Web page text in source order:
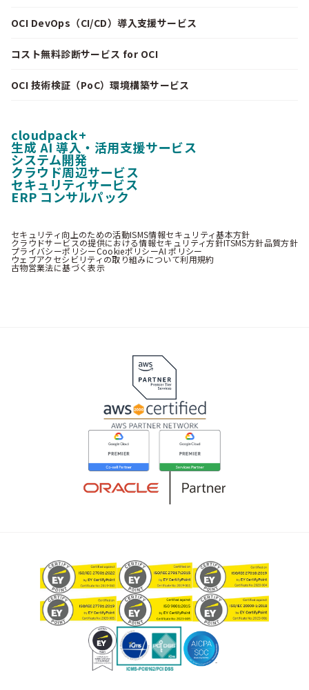
OCI DevOps（CI/CD）導入支援サービス
コスト無料診断サービス for OCI
OCI 技術検証（PoC）環境構築サービス
cloudpack+
生成 AI 導入・活用支援サービス
システム開発
クラウド周辺サービス
セキュリティサービス
ERP コンサルパック
セキュリティ向上のための活動ISMS情報セキュリティ基本方針
クラウドサービスの提供における情報セキュリティ方針ITSMS方針品質方針
プライバシーポリシーCookieポリシーAI ポリシー
ウェブアクセシビリティの取り組みについて利用規約
古物営業法に基づく表示